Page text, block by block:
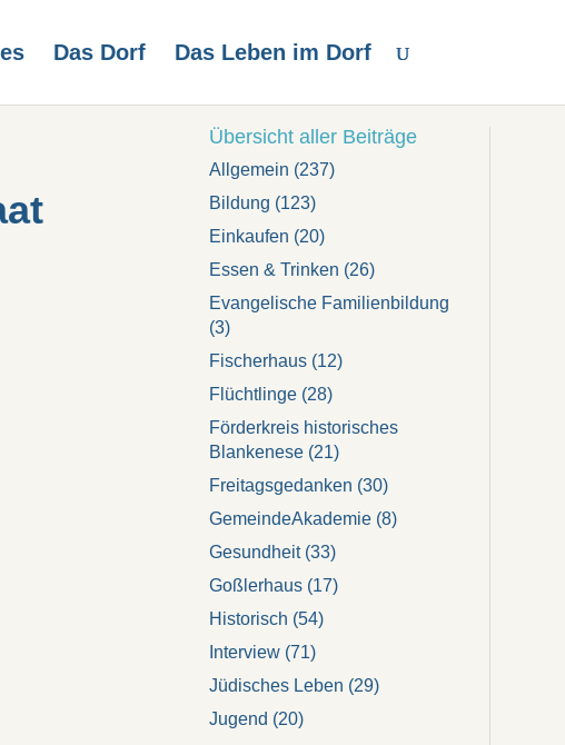
Das Dorf Das Leben im Dorf
Übersicht aller Beiträge
Allgemein (237)
Bildung (123)
Einkaufen (20)
Essen & Trinken (26)
Evangelische Familienbildung
(3)
Fischerhaus (12)
Flüchtlinge (28)
Förderkreis historisches
Blankenese (21)
Freitagsgedanken (30)
GemeindeAkademie (8)
Gesundheit(33)
Goßlerhaus (17)
Historisch (54)
Interview (71)
Jüdisches Leben (29)
Jugend (20)